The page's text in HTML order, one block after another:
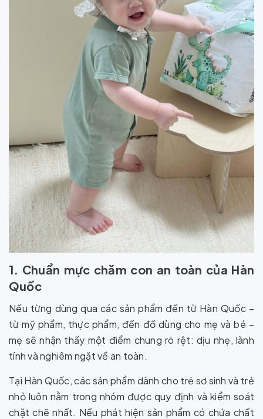
1. Chuẩn mực chăm con an toàn của Hàn
Quốc
Nếu từng dùng qua các sản phẩm đến từ Hàn Quốc –
từ mỹ phẩm, thực phẩm, đến đồ dùng cho mẹ và bé –
mẹ sẽ nhận thấy một điểm chung rõ rệt: dịu nhẹ, lành
tính và nghiêm ngặt về an toàn.
Tại Hàn Quốc, các sản phẩm dành cho trẻ sơ sinh và trẻ
nhỏ luôn nằm trong nhóm được quy định và kiểm soát
chặt chẽ nhất. Nếu phát hiện sản phẩm có chứa chất